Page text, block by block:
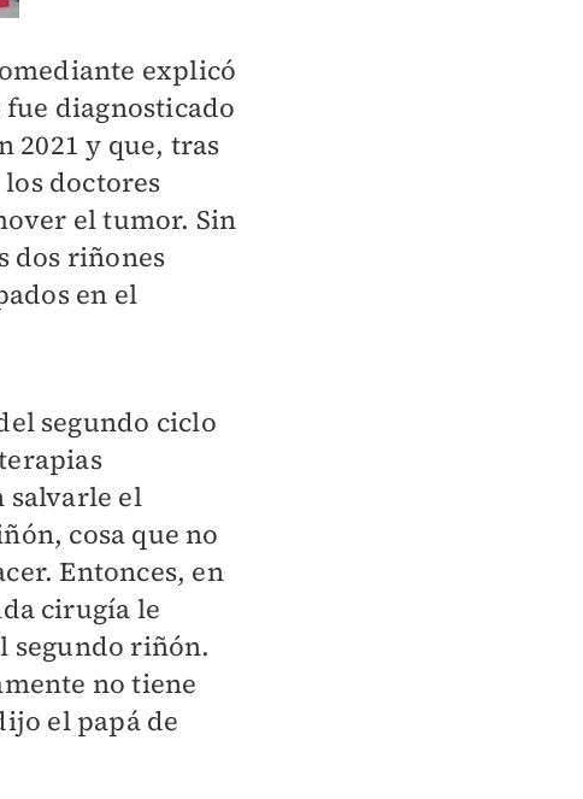
explicó
diagnosticado
2021 y que, tras
doctores
el tumor. Sin
dos riñones
en el
segundo ciclo
el
cosa que no
Entonces, en
cirugía le
segundo riñón.
no tiene
el papá de